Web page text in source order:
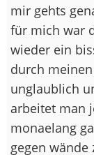
mir gehts
für mich war
wieder ein
durch
unglaublich
arbeitet man
monaelang
gegen wände